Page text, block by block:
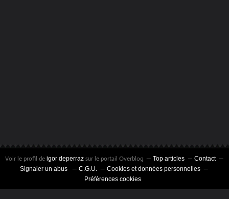
Voir le profil de igor deperraz sur le portail Overblog Top articles
Contact
Signaler un abus
C.G.U.
Cookies et données personnelles
Préférences cookies